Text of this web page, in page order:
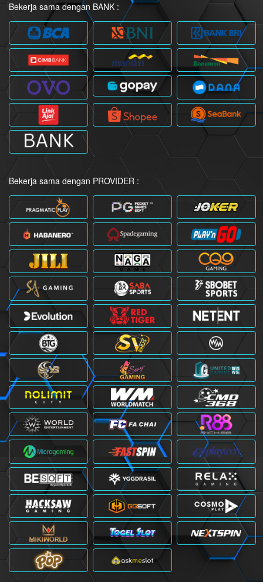
Bekerja sama dengan BANK :
Bekerja sama dengan PROVIDER :